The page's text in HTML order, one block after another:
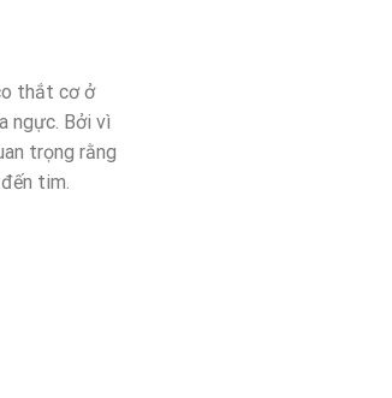
thắt cơ ở
ngực. Bởi vì
trọng rằng
tim.